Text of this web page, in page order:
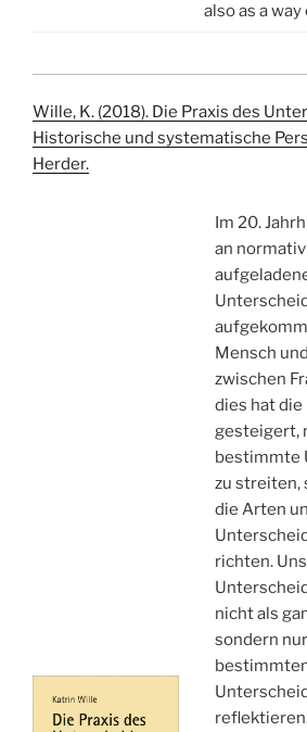
also as a
Wille, K. (2018). Die Praxis des
Historische und systematische
Herder.
Im 20.
an
Mensch
zwischen
dies hat
gesteigert,
bestimmte
zu streiten,
die Arten
richten.
nicht als
sondern